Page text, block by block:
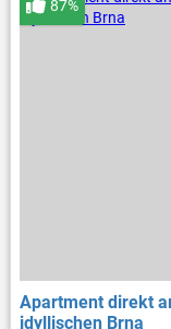
Apartment direkt
idyllischen Brna
87%